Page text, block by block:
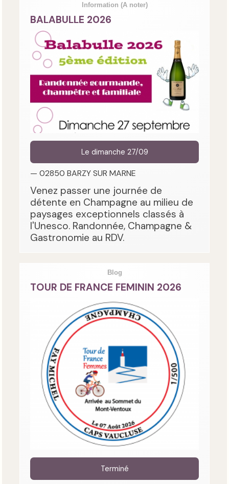
Information (A noter)
BALABULLE 2026
Le dimanche 27/09
— 02850 BARZY SUR MARNE
Venez passer une journée de
détente en Champagne au milieu de
paysages exceptionnels classés à
l'Unesco. Randonnée, Champagne &
Gastronomie au RDV.
Blog
TOUR DE FRANCE FEMININ 2026
Terminé